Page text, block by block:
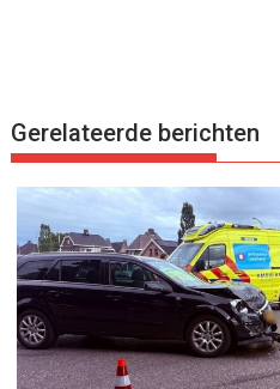
Gerelateerde berichten